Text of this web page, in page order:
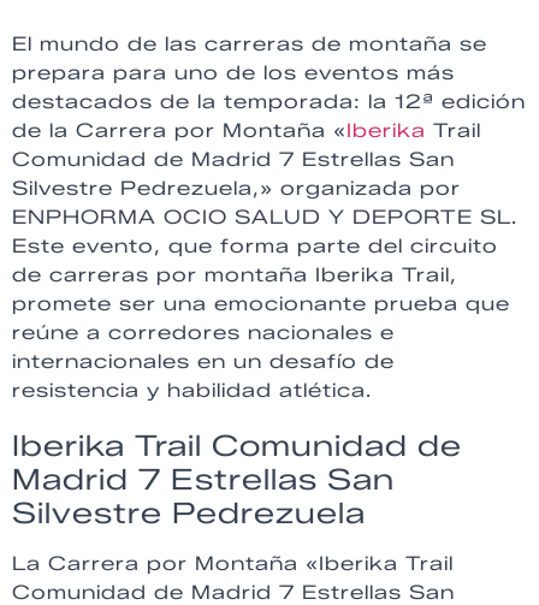
El mundo de las carreras de montaña se
prepara para uno de los eventos más
destacados de la temporada: la 12ª edición
de la Carrera por Montaña «Iberika Trail
Comunidad de Madrid 7 Estrellas San
Silvestre Pedrezuela,» organizada por
ENPHORMA OCIO SALUD Y DEPORTE SL.
Este evento, que forma parte del circuito
de carreras por montaña Iberika Trail,
promete ser una emocionante prueba que
reúne a corredores nacionales e
internacionales en un desafío de
resistencia y habilidad atlética.
Iberika Trail Comunidad de
Madrid 7 Estrellas San
Silvestre Pedrezuela
La Carrera por Montaña «Iberika Trail
Comunidad de Madrid 7 Estrellas San